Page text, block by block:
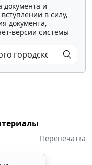
документа и
в силу,
документа,
версии системы
Перепечатка